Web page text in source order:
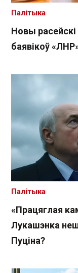
Новы
баявікоў
Палітыка
«Працяглая
Лукашэнка
Пуціна?
Палітыка